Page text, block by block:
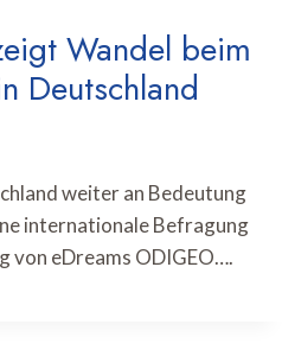
Wandel beim
Deutschland
weiter an Bedeutung
internationale Befragung
von eDreams ODIGEO….